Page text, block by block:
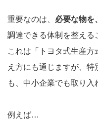
重要なのは、 必要な物を
調達できる体制を整える
これは「トヨタ式生産
え方にも通じますが、
も、中小企業でも取り入
例えば…